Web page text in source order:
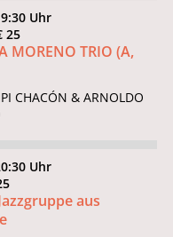
Uhr
25
MORENO TRIO (A,
CHACÓN & ARNOLDO
Uhr
aus